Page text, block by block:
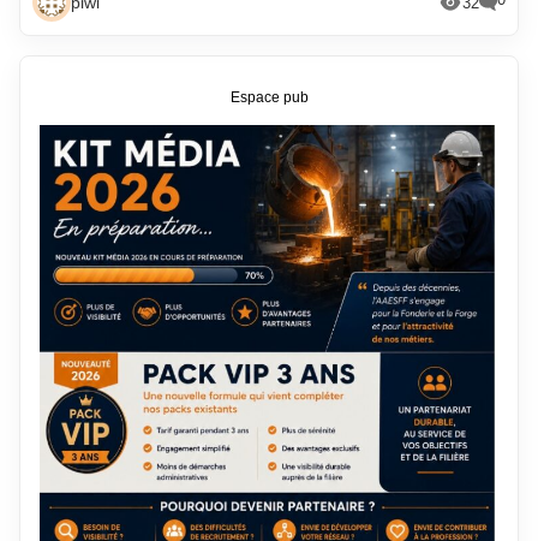
Espace pub